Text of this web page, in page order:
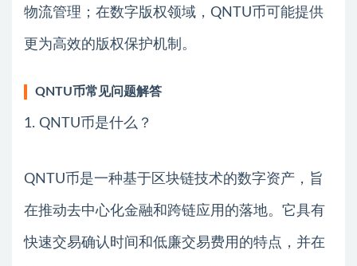
物流管理；在数字版权领域，QNTU币可能提供
更为高效的版权保护机制。
QNTU币常见问题解答
1. QNTU币是什么？
QNTU币是一种基于区块链技术的数字资产，旨
在推动去中心化金融和跨链应用的落地。它具有
快速交易确认时间和低廉交易费用的特点，并在